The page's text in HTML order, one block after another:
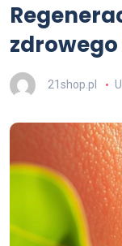
21shop.pl